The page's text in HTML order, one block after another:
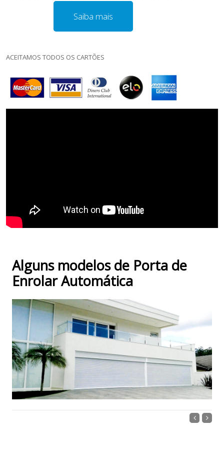
Saiba mais
ACEITAMOS TODOS OS CARTÕES
Alguns modelos de Porta de
Enrolar Automática